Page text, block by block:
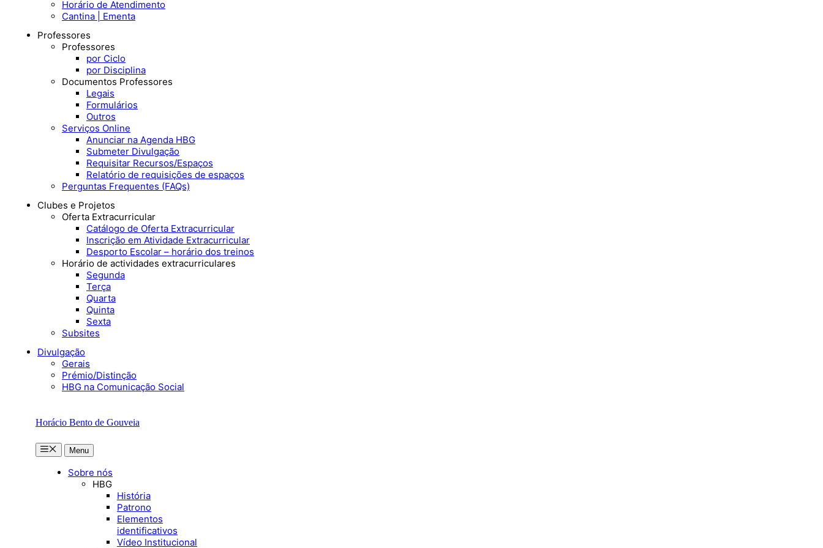
Horário de Atendimento
Cantina | Ementa
Professores
Professores
por Ciclo
por Disciplina
Documentos Professores
Legais
Formulários
Outros
Serviços Online
Anunciar na Agenda HBG
Submeter Divulgação
Requisitar Recursos/Espaços
Relatório de requisições de espaços
Perguntas Frequentes (FAQs)
Clubes e Projetos
Oferta Extracurricular
Catálogo de Oferta Extracurricular
Inscrição em Atividade Extracurricular
Desporto Escolar – horário dos treinos
Horário de actividades extracurriculares
Segunda
Terça
Quarta
Quinta
Sexta
Subsites
Divulgação
Gerais
Prémio/Distinção
HBG na Comunicação Social
Horácio Bento de Gouveia
MenuMenu
Sobre nós
HBG
História
Patrono
Elementos
identificativos
Vídeo Institucional